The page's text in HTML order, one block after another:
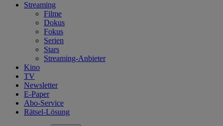
Streaming
Filme
Dokus
Fokus
Serien
Stars
Streaming-Anbieter
Kino
TV
Newsletter
E-Paper
Abo-Service
Rätsel-Lösung